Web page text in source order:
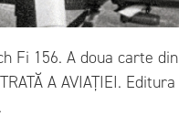
Fi 156. A doua carte din
A AVIAȚIEI. Editura